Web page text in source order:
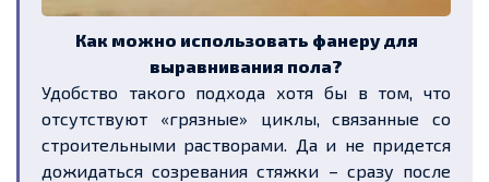
Как можно использовать фанеру для
выравнивания пола?
Удобство такого подхода хотя бы в том, что
отсутствуют «грязные» циклы, связанные со
строительными растворами. Да и не придется
дожидаться созревания стяжки – сразу после